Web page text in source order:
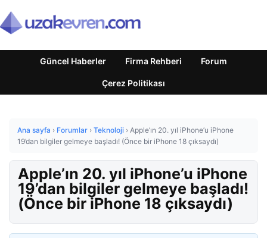
Güncel Haberler Firma Rehberi Forum
Çerez Politikası
Ana sayfa › Forumlar › Teknoloji › Apple’ın 20. yıl iPhone’u iPhone
19’dan bilgiler gelmeye başladı! (Önce bir iPhone 18 çıksaydı)
Apple’ın 20. yıl iPhone’u iPhone
19’dan bilgiler gelmeye başladı!
(Önce bir iPhone 18 çıksaydı)